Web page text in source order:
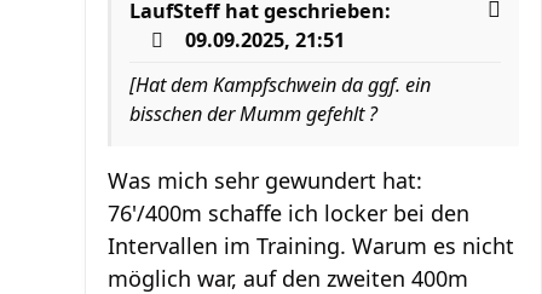
LaufSteffhat geschrieben:
09.09.2025, 21:51
[Hat dem Kampfschwein da ggf. ein
bisschen der Mumm gefehlt ?
Was mich sehr gewundert hat:
76'/400m schaffe ich locker bei den
Intervallen im Training. Warum es nicht
möglich war, auf den zweiten 400m